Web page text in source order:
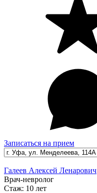
Записаться на прием
Галеев Алексей Ленарович
Врач-невролог
Стаж: 10 лет